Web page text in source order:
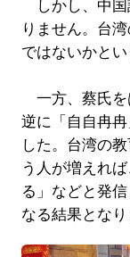
しかし、中国
りません。台
ではないかとい
一方、蔡氏を
逆に「自自冉
した。台湾の
う人が増えれ
る」などと発
なる結果となり